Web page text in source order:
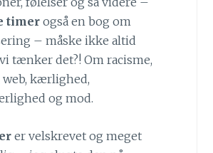
timerogså en bog om
– måske ikke altid
tænker det?! Om racisme,
kærlighed,
og mod.
er velskrevet og meget